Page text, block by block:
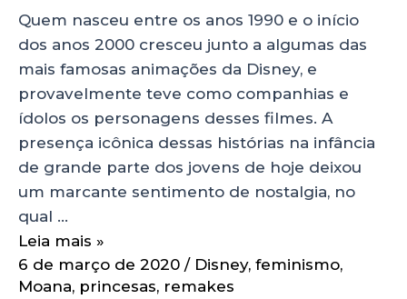
Quem nasceu entre os anos 1990 e o início
dos anos 2000 cresceu junto a algumas das
mais famosas animações da Disney, e
provavelmente teve como companhias e
ídolos os personagens desses filmes. A
presença icônica dessas histórias na infância
de grande parte dos jovens de hoje deixou
um marcante sentimento de nostalgia, no
qual …
Leia mais »
6 de março de 2020 / Disney, feminismo,
Moana, princesas, remakes